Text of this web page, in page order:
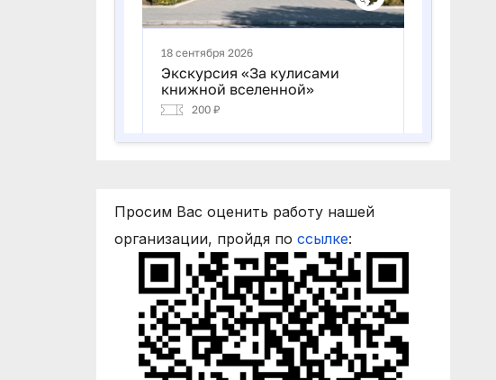
Просим Вас оценить работу нашей
организации, пройдя поссылке: